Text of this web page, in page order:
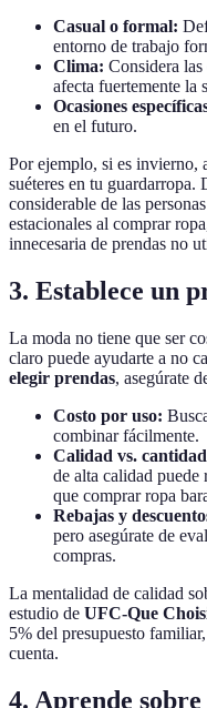
Casual o formal:
entorno de trabajo
Clima: Considera
afecta fuertemente la
Ocasiones
en el futuro.
Por ejemplo, si es invierno,
suéteres en tu guardarropa.
considerable de las
estacionales al comprar
innecesaria de prendas no
3. Establece un
La moda no tiene que ser
claro puede ayudarte a no
elegir prendas, asegúrate
Costo por uso:
combinar fácilmente.
Calidad vs.
de alta calidad puede
que comprar ropa
Rebajas y
pero asegúrate de
compras.
La mentalidad de calidad
estudio de UFC-Que
5% del presupuesto
cuenta.
4. Aprende